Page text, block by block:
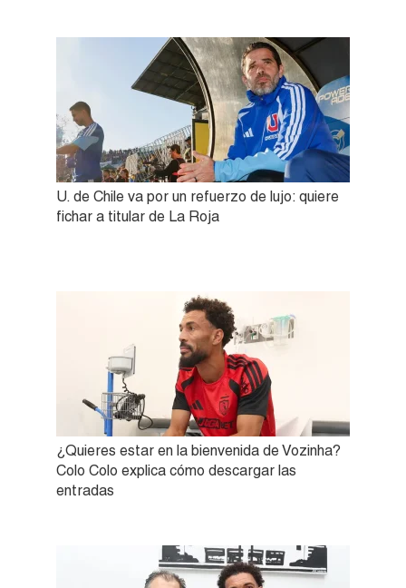
U. de Chile va por un refuerzo de lujo: quiere
fichar a titular de La Roja
¿Quieres estar en la bienvenida de Vozinha?
Colo Colo explica cómo descargar las
entradas